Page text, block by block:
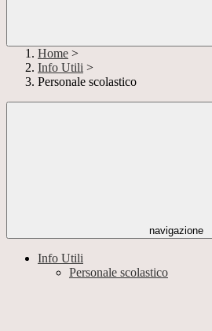
Home >
Info Utili >
Personale scolastico
navigazione
Info Utili
Personale scolastico